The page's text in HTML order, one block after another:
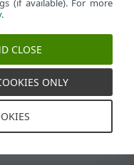
Administrar cookies
Política de cookies
(if available). For more
.
CLOSE
ONLY